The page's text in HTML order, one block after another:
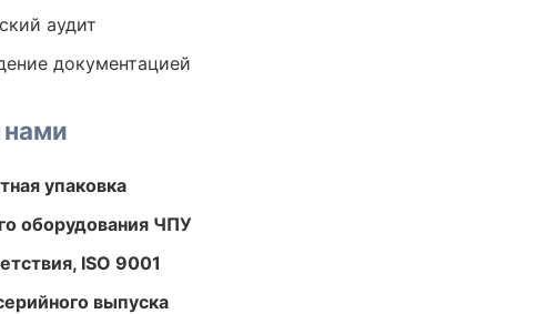
аудит
документацией
упаковка
оборудования ЧПУ
ISO 9001
выпуска